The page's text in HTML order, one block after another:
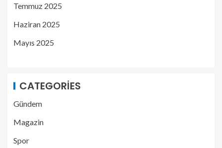
Temmuz 2025
Haziran 2025
Mayıs 2025
CATEGORIES
Gündem
Magazin
Spor